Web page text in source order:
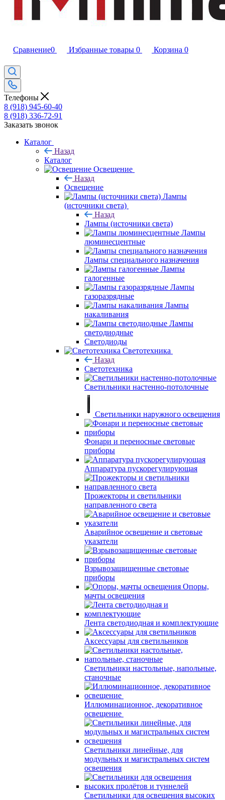
Сравнение0 Избранные товары 0 Корзина 0
Телефоны
8 (918) 945-60-40
8 (918) 336-72-91
Заказать звонок
Каталог
Назад
Каталог
Освещение
Назад
Освещение
Лампы
(источники света)
Назад
Лампы (источники света)
Лампы
люминесцентные
Лампы специального назначения
Лампы
галогенные
Лампы
газоразрядные
Лампы
накаливания
Лампы
светодиодные
Светодиоды
Светотехника
Назад
Светотехника
Светильники настенно-потолочные
Светильники наружного освещения
Фонари и переносные световые
приборы
Аппаратура пускорегулирующая
Прожекторы и светильники
направленного света
Аварийное освещение и световые
указатели
Взрывозащищенные световые
приборы
Опоры,
мачты освещения
Лента светодиодная и комплектующие
Аксессуары для светильников
Светильники настольные, напольные,
станочные
Иллюминационное, декоративное
освещение
Светильники линейные, для
модульных и магистральных систем
освещения
Светильники для освещения высоких